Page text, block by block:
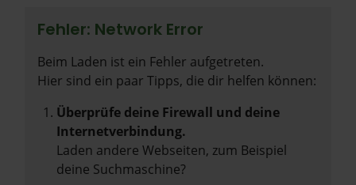
Fehler: Network Error
Beim Laden ist ein Fehler aufgetreten.
Hier sind ein paar Tipps, die dir helfen können:
Überprüfe deine Firewall und deine
Internetverbindung.
Laden andere Webseiten, zum Beispiel
deine Suchmaschine?